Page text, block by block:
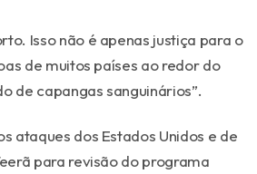
Isso não é apenas justiça para o
de muitos países ao redor do
de capangas sanguinários”.
ataques dos Estados Unidos e de
para revisão do programa